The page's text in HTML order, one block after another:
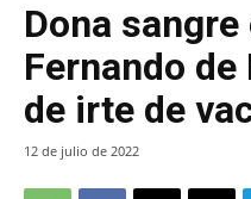
Dona sangre
Fernando
de irte de
12 de julio de 2022